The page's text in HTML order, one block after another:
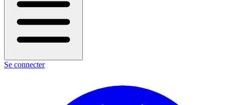
Se connecter